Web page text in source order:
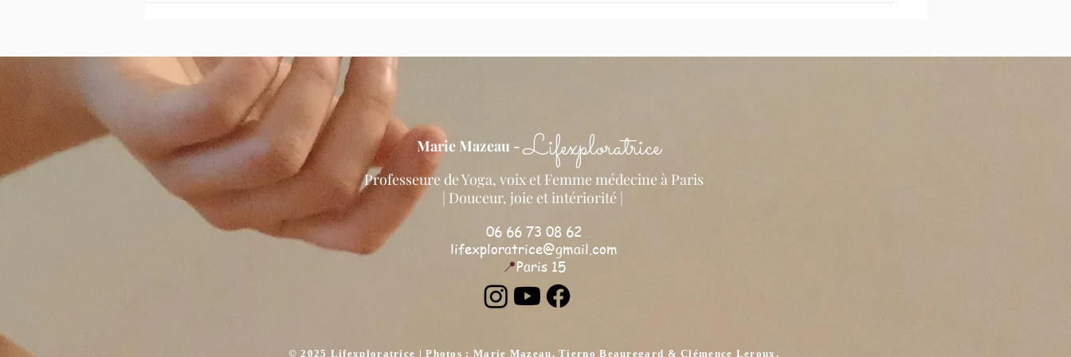
Lifexploratrice
© 2025 Lifexploratrice | Photos : Marie Mazeau, Tierno Beauregard & Clémence Leroux.
Professeure de Yoga, voix et Femme médecine à Paris
| Douceur, joie et intériorité ​
06 66 73 08 62
lifexploratrice@gmail.com
📍Paris 15
Marie Mazeau -